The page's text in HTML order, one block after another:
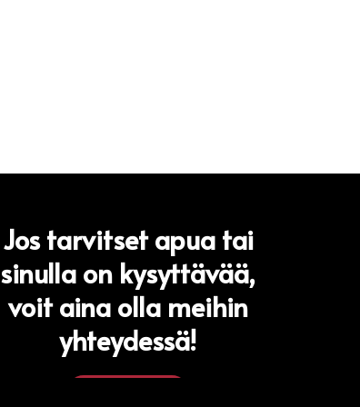
Jos tarvitset apua tai
sinulla on kysyttävää,
voit aina olla meihin
yhteydessä!